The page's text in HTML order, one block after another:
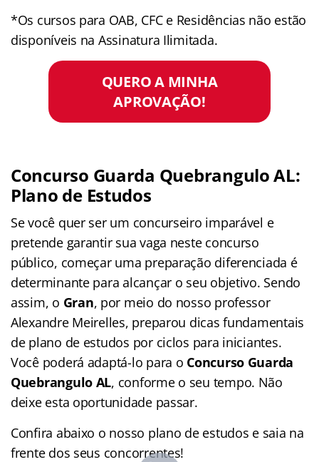
*Os cursos para OAB, CFC e Residências não estão
disponíveis na Assinatura Ilimitada.
QUERO A MINHA
APROVAÇÃO!
Concurso Guarda Quebrangulo AL:
Plano de Estudos
Se você quer ser um concurseiro imparável e
pretende garantir sua vaga neste concurso
público, começar uma preparação diferenciada é
determinante para alcançar o seu objetivo. Sendo
assim, o Gran, por meio do nosso professor
Alexandre Meirelles, preparou dicas fundamentais
de plano de estudos por ciclos para iniciantes.
Você poderá adaptá-lo para o Concurso Guarda
Quebrangulo AL, conforme o seu tempo. Não
deixe esta oportunidade passar.
Confira abaixo o nosso plano de estudos e saia na
frente dos seus concorrentes!